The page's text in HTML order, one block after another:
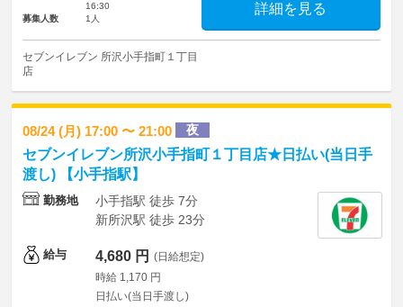
16:30
募集人数
1人
詳細を見る
セブンイレブン 所沢小手指町１丁目
店
08/24 (月) 17:00 〜 21:00 夜
セブンイレブン所沢小手指町１丁目店★日払い(当日手
渡し) 【小手指駅】
勤務地
小手指駅 徒歩 7分
新所沢駅 徒歩 23分
給与 4,680 円 (日給想定)
時給 1,170 円
日払い(当日手渡し)